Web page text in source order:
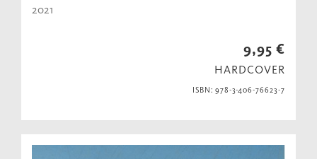
2021
9,95 €
HARDCOVER
ISBN: 978-3-406-76623-7